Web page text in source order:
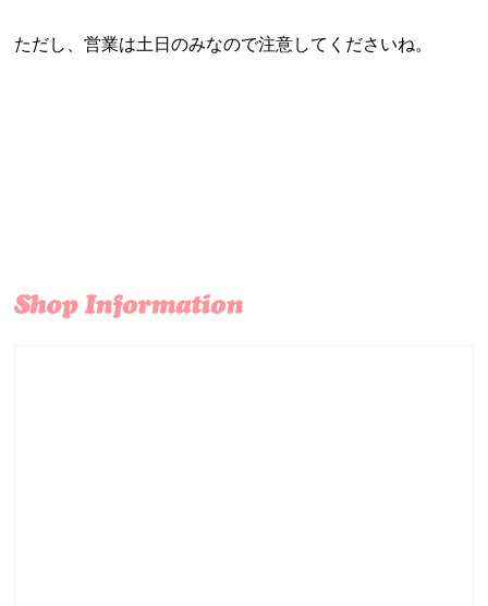
ただし、営業は土日のみなので注意してくださいね。